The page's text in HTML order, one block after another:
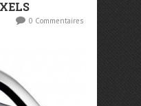
0 Commentaires